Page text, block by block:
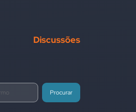
Discussões
Procurar